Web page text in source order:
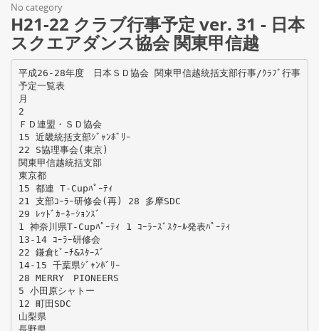
No category
H21-22 クラブ行事予定 ver. 31 - 日本
スクエアダンス協会 関東甲信越
平成26-28年度 日本ＳＤ協会 関東甲信越統括支部行事/ｸﾗﾌﾞ行事
予定一覧表
月
2
ＦＤ連盟・ＳＤ協会
15 近畿統括支部ｼﾞｬﾝﾎﾞﾘｰ
22 S協理事会(東京)
関東甲信越統括支部
東京都
15 都連 T-Cupﾊﾟｰﾃｨ
21 支部ｺｰﾗｰ研修会(再) 28 多摩SDC
29 ﾚｯﾄﾞｶｰﾈｰｼｮﾝｽﾞ
1 神奈川県T-Cupﾊﾟｰﾃｨ 1 ｺｰﾗｰｽﾞｽｸｰﾙ発表ﾊﾟｰﾃｨ
13-14 ｺｰﾗｰ研修会
22 鎌倉ﾋﾞｰﾁ&ｽﾀｰｽﾞ
14-15 千葉県ｼﾞｬﾝﾎﾞﾘｰ
28 MERRY PIONEERS
5 小田原シャトー
12 町田SDC
山梨県
長野県